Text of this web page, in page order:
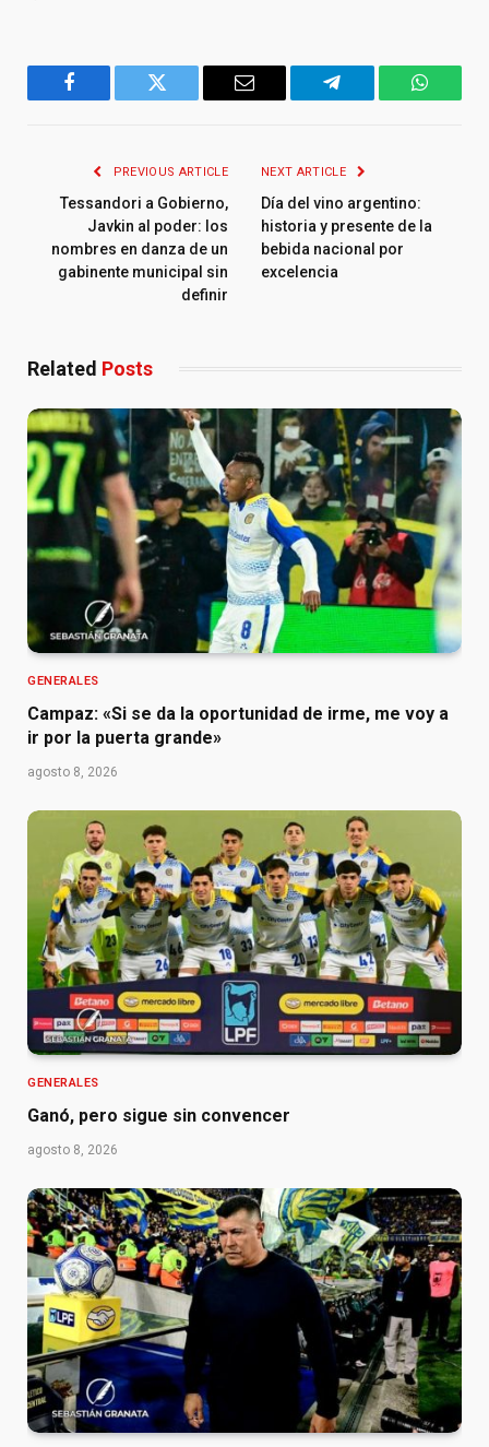
Facebook Twitter Email Telegram
PREVIOUS ARTICLE
Tessandori a Gobierno,
Javkin al poder: los
nombres en danza de un
gabinente municipal sin
definir
NEXT ARTICLE
Día del vino argentino:
historia y presente de la
bebida nacional por
excelencia
Related Posts
GENERALES
Campaz: «Si se da la oportunidad de irme, me voy a
ir por la puerta grande»
agosto 8, 2026
GENERALES
Ganó, pero sigue sin convencer
agosto 8, 2026